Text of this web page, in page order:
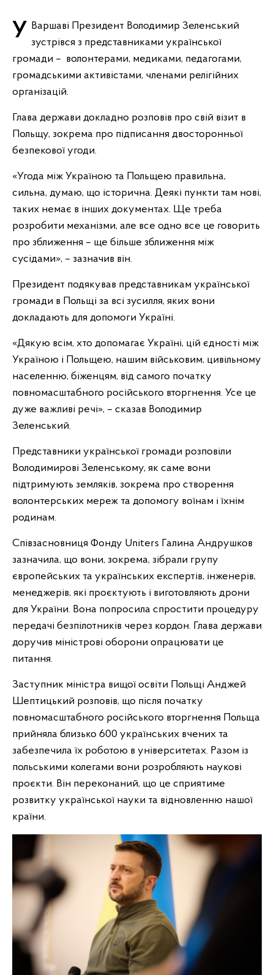
У Варшаві Президент Володимир Зеленський зустрівся з представниками української
громади – волонтерами, медиками, педагогами,
громадськими активістами, членами релігійних
організацій.
Глава держави докладно розповів про свій візит в
Польщу, зокрема про підписання двосторонньої
безпекової угоди.
«Угода між Україною та Польщею правильна,
сильна, думаю, що історична. Деякі пункти там нові,
таких немає в інших документах. Ще треба
розробити механізми, але все одно все це говорить
про зближення – ще більше зближення між
сусідами», – зазначив він.
Президент подякував представникам української
громади в Польщі за всі зусилля, яких вони
докладають для допомоги Україні.
«Дякую всім, хто допомагає Україні, цій єдності між
Україною і Польщею, нашим військовим, цивільному
населенню, біженцям, від самого початку
повномасштабного російського вторгнення. Усе це
дуже важливі речі», – сказав Володимир
Зеленський.
Представники української громади розповіли
Володимирові Зеленському, як саме вони
підтримують земляків, зокрема про створення
волонтерських мереж та допомогу воїнам і їхнім
родинам.
Співзасновниця Фонду Uniters Галина Андрушков
зазначила, що вони, зокрема, зібрали групу
європейських та українських експертів, інженерів,
менеджерів, які проєктують і виготовляють дрони
для України. Вона попросила спростити процедуру
передачі безпілотників через кордон. Глава держави
доручив міністрові оборони опрацювати це
питання.
Заступник міністра вищої освіти Польщі Анджей
Шептицький розповів, що після початку
повномасштабного російського вторгнення Польща
прийняла близько 600 українських вчених та
забезпечила їх роботою в університетах. Разом із
польськими колегами вони розробляють наукові
проєкти. Він переконаний, що це сприятиме
розвитку української науки та відновленню нашої
країни.